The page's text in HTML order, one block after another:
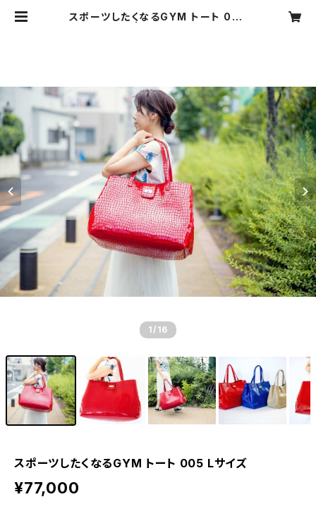
スポーツしたくなるGYM トート 005
1 /16
スポーツしたくなるGYM トート 005 Lサイズ
¥77,000